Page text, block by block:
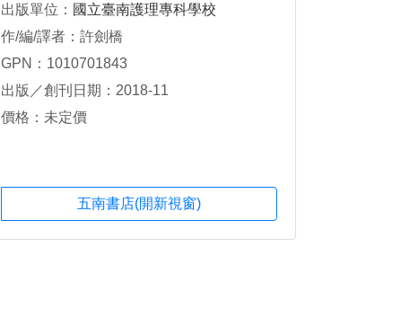
出版單位： 國立臺南護理專科學校
作/編/譯者：許劍橋
GPN：1010701843
出版／創刊日期：2018-11
價格：未定價
五南書店(開新視窗)